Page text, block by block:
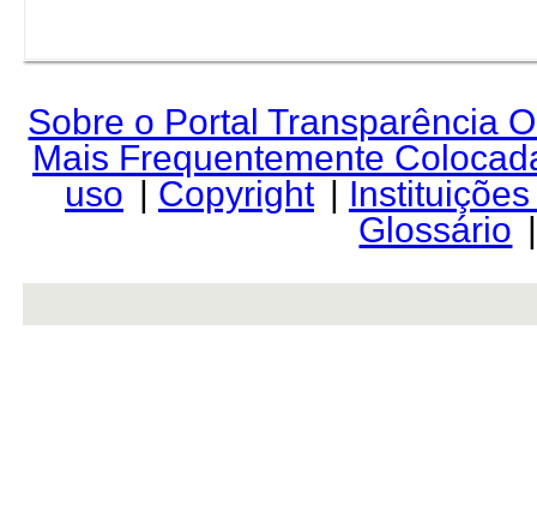
Sobre o Portal Transparência
Mais Frequentemente
uso | Copyright |
Glossário